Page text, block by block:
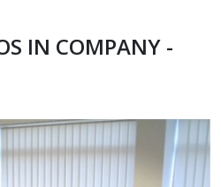
IN COMPANY -